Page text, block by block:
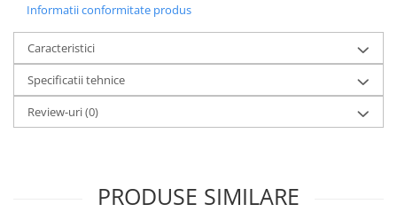
Informatii conformitate produs
Caracteristici
Specificatii tehnice
Review-uri(0)
PRODUSE SIMILARE